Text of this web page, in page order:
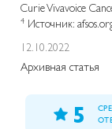
Curie Vivavoice
4 Источник:
12.10.2022
Архивная статья
5